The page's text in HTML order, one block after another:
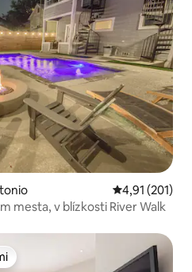
Priemerné
4,91 (201)
mesta, v blízkosti River Walk